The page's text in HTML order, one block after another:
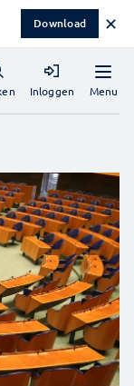
Download ✕
Menu
Inloggen